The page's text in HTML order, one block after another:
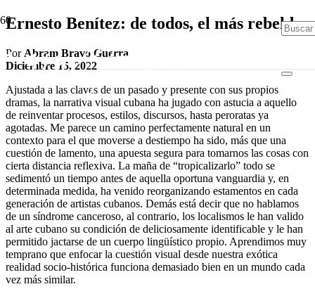
Ernesto Benítez: de todos, el más rebelde
Por Abram Bravo Guerra
Diciembre 15, 2022
Ajustada a las claves de un pasado y presente con sus propios
dramas, la narrativa visual cubana ha jugado con astucia a aquello
de reinventar procesos, estilos, discursos, hasta peroratas ya
agotadas. Me parece un camino perfectamente natural en un
contexto para el que moverse a destiempo ha sido, más que una
cuestión de lamento, una apuesta segura para tomarnos las cosas con
cierta distancia reflexiva. La maña de “tropicalizarlo” todo se
sedimentó un tiempo antes de aquella oportuna vanguardia y, en
determinada medida, ha venido reorganizando estamentos en cada
generación de artistas cubanos. Demás está decir que no hablamos
de un síndrome canceroso, al contrario, los localismos le han valido
al arte cubano su condición de deliciosamente identificable y le han
permitido jactarse de un cuerpo lingüístico propio. Aprendimos muy
temprano que enfocar la cuestión visual desde nuestra exótica
realidad socio-histórica funciona demasiado bien en un mundo cada
vez más similar.